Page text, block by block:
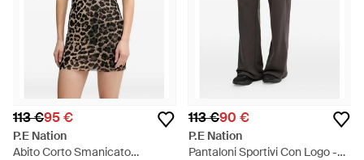
113 €95 €
P.E Nation
Abito Corto Smanicato
113 €90 €
P.E Nation
Pantaloni Sportivi Con Logo -